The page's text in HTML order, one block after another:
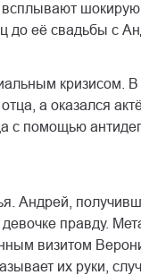
её свадьбы с
кризисом.
а оказался
с помощью
Андрей,
правду.
визитом
их руки,